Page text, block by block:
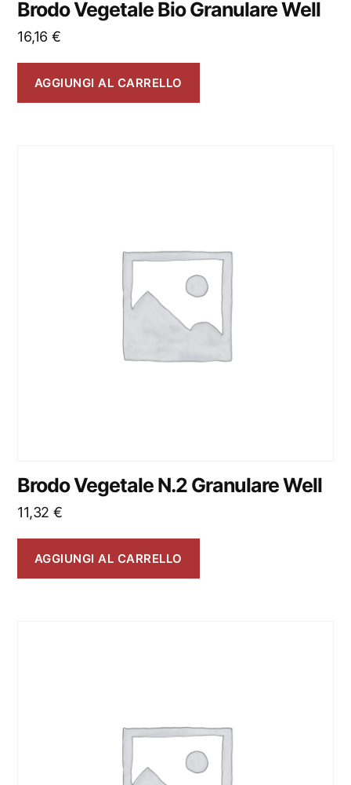
Brodo Vegetale Bio Granulare Well
16,16 €
AGGIUNGI AL CARRELLO
Brodo Vegetale N.2 Granulare Well
11,32 €
AGGIUNGI AL CARRELLO